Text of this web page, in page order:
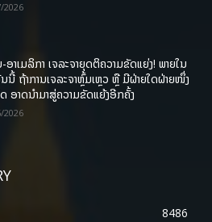
2026
ອາເມລິກາ ເຈລະຈາຍຸດຕິຄວາມຂັດແຍ່ງ! ພາຍໃນ
ນີ້ ຖ້າການເຈລະຈາຫຼົ້ມເຫຼວ ຫຼື ມີຝ່າຍໃດຝ່າຍໜຶ່ງ
ອາດນໍາມາສູ່ຄວາມຂັດແຍ້ງອີກຄັ້ງ
2026
8486